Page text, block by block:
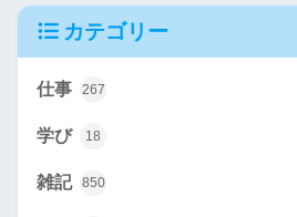
カテゴリー
仕事 267
学び 18
雑記 850